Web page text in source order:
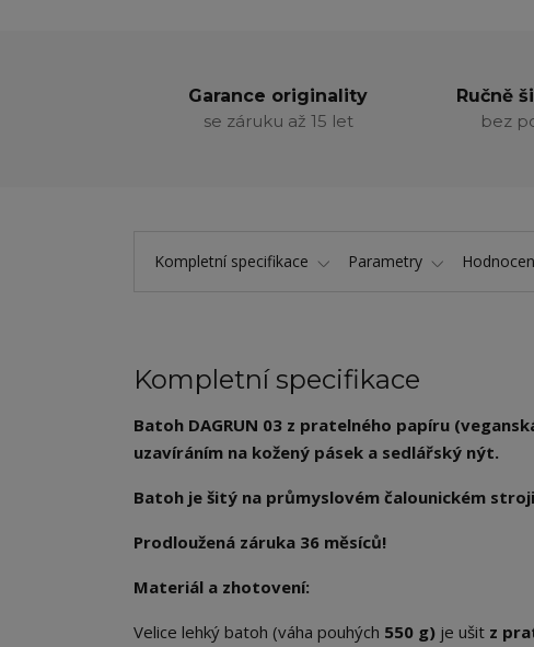
Garance originality
se záruku až 15 let
Ručně
bez
Kompletní specifikace Parametry
Kompletní specifikace
Batoh DAGRUN 03 z pratelného papíru
uzavíráním na kožený pásek a sedlářský nýt.
Batoh je šitý na průmyslovém čalounickém
Prodloužená záruka 36 měsíců!
Materiál a zhotovení:
Velice lehký batoh (váha pouhých 550 g) je ušit z